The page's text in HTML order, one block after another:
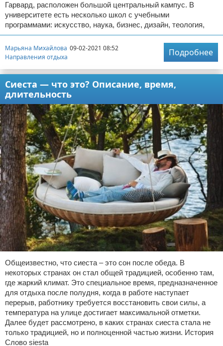
Гарвард, расположен большой центральный кампус. В
университете есть несколько школ с учебными
программами: искусство, наука, бизнес, дизайн, теология,
Марьяна Михайлова 09-02-2021 08:52
Направления отдыха
Подробнее
Сиеста — что это? Описание, время,
длительность
Общеизвестно, что сиеста – это сон после обеда. В
некоторых странах он стал общей традицией, особенно там,
где жаркий климат. Это специальное время, предназначенное
для отдыха после полудня, когда в работе наступает
перерыв, работнику требуется восстановить свои силы, а
температура на улице достигает максимальной отметки.
Далее будет рассмотрено, в каких странах сиеста стала не
только традицией, но и полноценной частью жизни. История
Слово siesta